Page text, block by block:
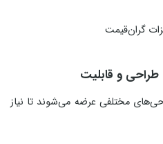
گران‌قیمت
و قابلیت
مختلفی عرضه می‌شوند تا نیاز